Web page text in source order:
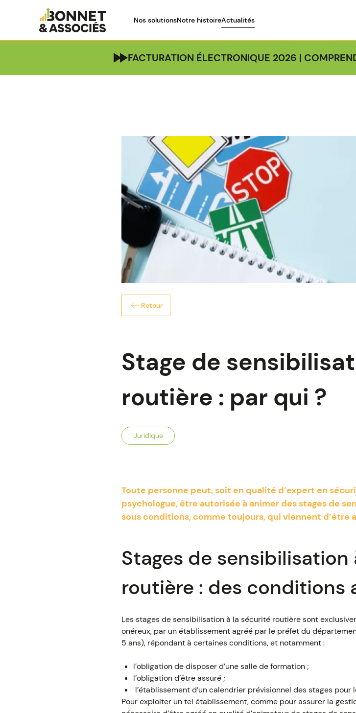
Nos solutionsNotre histoireActualités
FACTURATION ÉLECTRONIQUE 2026 |
Retour
Stage de
routière : par qui ?
Juridique
Toute personne peut, soit en qualité d’expert en
psychologue, être autorisée à animer des stages de
sous conditions, comme toujours, qui viennent d’être
Stages de sensibilisation
routière : des conditions
Les stages de sensibilisation à la sécurité routière sont
onéreux, par un établissement agréé par le préfet du
5 ans), répondant à certaines conditions, et notamment :
l’obligation de disposer d’une salle de formation ;
l’obligation d’être assuré ;
l’établissement d’un calendrier prévisionnel des stages pour
Pour exploiter un tel établissement, comme pour assurer la